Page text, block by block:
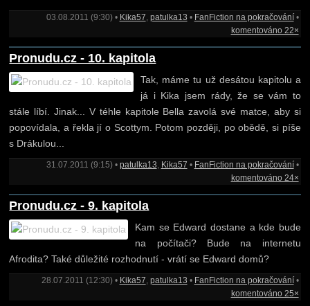
03.08.2011 (9:30) • Kika57, patulka13 • FanFiction na pokračování•
komentováno 22×
Pronudu.cz - 10. kapitola
Tak, máme tu už desátou kapitolu a
já i Kika jsem rády, že se vám to
stále líbí. Jinak... V téhle kapitole Bella zavolá své matce, aby si
popovídala, a řekla jí o Scottym. Potom později, po obědě, si píše
s Drákulou...
31.07.2011 (9:15) • patulka13, Kika57 • FanFiction na pokračování•
komentováno 24×
Pronudu.cz - 9. kapitola
Kam se Edward dostane a kde bude
na počítači? Bude na internetu
Afrodita? Také důležité rozhodnutí - vrátí se Edward domů?
28.07.2011 (12:30) • Kika57, patulka13 • FanFiction na pokračování•
komentováno 25×